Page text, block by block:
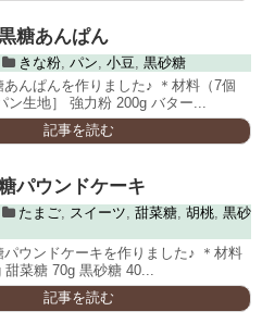
糖あんぱん
きな粉, パン, 小豆, 黒砂糖
あんぱんを作りました♪ ＊材料（7個
ン生地］ 強力粉 200g バター...
記事を読む
パウンドケーキ
たまご, スイーツ, 甜菜糖, 胡桃, 黒砂
ウンドケーキを作りました♪ ＊材料
甜菜糖 70g 黒砂糖 40...
記事を読む